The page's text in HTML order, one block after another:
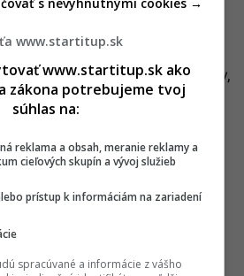
a koordinujú
zdravotný stav pacientov,
terapiu, sestry poskytujú
starostlivosť,
a pomáhajú pacientom
a sociálni pracovníci
do života mimo nemocnice.
informácie a spoločne
a snažíme sa, aby pacienti
www.startitup.sk
www.startitup.sk ako
zákona potrebujeme tvoj
súhlas na:
reklama a obsah, meranie reklamy a
cieľových skupín a vývoj služieb
prístup k informáciám na zariadení
spracúvané a informácie z vášho